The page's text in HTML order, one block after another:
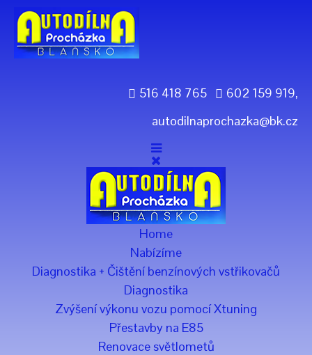
516 418 765
602 159 919,
autodilnaprochazka@bk.cz
Home
Nabízíme
Diagnostika + Čištění benzínových vstřikovačů
Diagnostika
Zvýšení výkonu vozu pomocí Xtuning
Přestavby na E85
Renovace světlometů
YearMonth
YearMonth